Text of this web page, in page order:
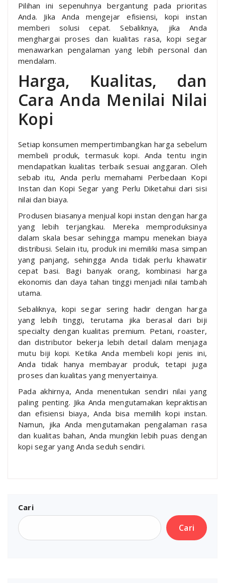
Pilihan ini sepenuhnya bergantung pada prioritas
Anda. Jika Anda mengejar efisiensi, kopi instan
memberi solusi cepat. Sebaliknya, jika Anda
menghargai proses dan kualitas rasa, kopi segar
menawarkan pengalaman yang lebih personal dan
mendalam.
Harga, Kualitas, dan
Cara Anda Menilai Nilai
Kopi
Setiap konsumen mempertimbangkan harga sebelum
membeli produk, termasuk kopi. Anda tentu ingin
mendapatkan kualitas terbaik sesuai anggaran. Oleh
sebab itu, Anda perlu memahami Perbedaan Kopi
Instan dan Kopi Segar yang Perlu Diketahui dari sisi
nilai dan biaya.
Produsen biasanya menjual kopi instan dengan harga
yang lebih terjangkau. Mereka memproduksinya
dalam skala besar sehingga mampu menekan biaya
distribusi. Selain itu, produk ini memiliki masa simpan
yang panjang, sehingga Anda tidak perlu khawatir
cepat basi. Bagi banyak orang, kombinasi harga
ekonomis dan daya tahan tinggi menjadi nilai tambah
utama.
Sebaliknya, kopi segar sering hadir dengan harga
yang lebih tinggi, terutama jika berasal dari biji
specialty dengan kualitas premium. Petani, roaster,
dan distributor bekerja lebih detail dalam menjaga
mutu biji kopi. Ketika Anda membeli kopi jenis ini,
Anda tidak hanya membayar produk, tetapi juga
proses dan kualitas yang menyertainya.
Pada akhirnya, Anda menentukan sendiri nilai yang
paling penting. Jika Anda mengutamakan kepraktisan
dan efisiensi biaya, Anda bisa memilih kopi instan.
Namun, jika Anda mengutamakan pengalaman rasa
dan kualitas bahan, Anda mungkin lebih puas dengan
kopi segar yang Anda seduh sendiri.
Cari
Cari